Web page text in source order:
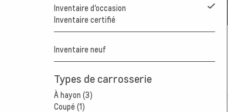
Inventaire d'occasion
Inventaire certifié
Inventaire neuf
Types de carrosserie
À hayon (3)
Coupé (1)